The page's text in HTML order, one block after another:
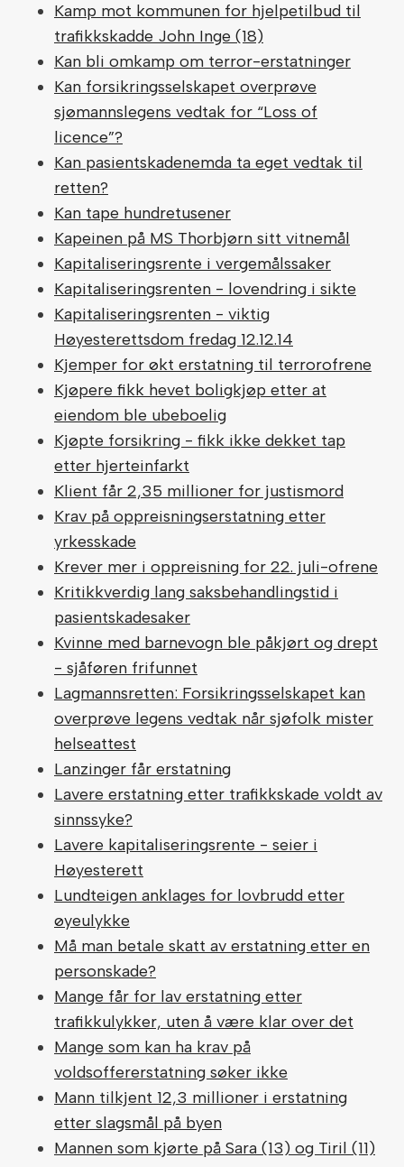
Kamp mot kommunen for hjelpetilbud til
trafikkskadde John Inge (18)
Kan bli omkamp om terror-erstatninger
Kan forsikringsselskapet overprøve
sjømannslegens vedtak for “Loss of
licence”?
Kan pasientskadenemda ta eget vedtak til
retten?
Kan tape hundretusener
Kapeinen på MS Thorbjørn sitt vitnemål
Kapitaliseringsrente i vergemålssaker
Kapitaliseringsrenten - lovendring i sikte
Kapitaliseringsrenten - viktig
Høyesterettsdom fredag 12.12.14
Kjemper for økt erstatning til terrorofrene
Kjøpere fikk hevet boligkjøp etter at
eiendom ble ubeboelig
Kjøpte forsikring - fikk ikke dekket tap
etter hjerteinfarkt
Klient får 2,35 millioner for justismord
Krav på oppreisningserstatning etter
yrkesskade
Krever mer i oppreisning for 22. juli-ofrene
Kritikkverdig lang saksbehandlingstid i
pasientskadesaker
Kvinne med barnevogn ble påkjørt og drept
- sjåføren frifunnet
Lagmannsretten: Forsikringsselskapet kan
overprøve legens vedtak når sjøfolk mister
helseattest
Lanzinger får erstatning
Lavere erstatning etter trafikkskade voldt av
sinnssyke?
Lavere kapitaliseringsrente - seier i
Høyesterett
Lundteigen anklages for lovbrudd etter
øyeulykke
Må man betale skatt av erstatning etter en
personskade?
Mange får for lav erstatning etter
trafikkulykker, uten å være klar over det
Mange som kan ha krav på
voldsoffererstatning søker ikke
Mann tilkjent 12,3 millioner i erstatning
etter slagsmål på byen
Mannen som kjørte på Sara (13) og Tiril (11)